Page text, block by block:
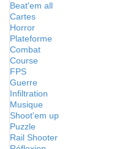
Beat'em all
Cartes
Horror
Plateforme
Combat
Course
FPS
Guerre
Infiltration
Musique
Shoot'em up
Puzzle
Rail Shooter